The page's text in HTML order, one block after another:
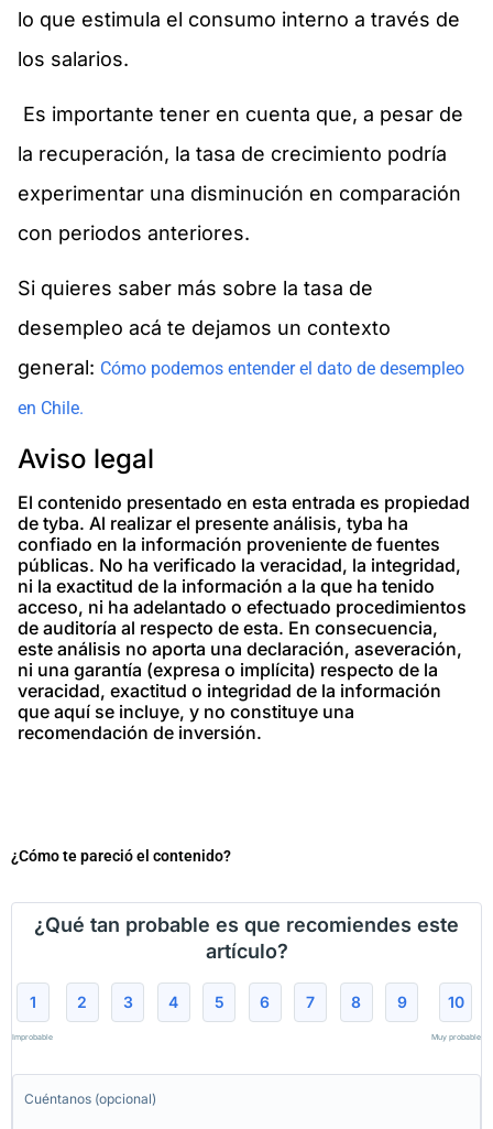
lo que estimula el consumo interno a través de
los salarios.
Es importante tener en cuenta que, a pesar de
la recuperación, la tasa de crecimiento podría
experimentar una disminución en comparación
con periodos anteriores.
Si quieres saber más sobre la tasa de
desempleo acá te dejamos un contexto
general: Cómo podemos entender el dato de desempleo
en Chile.
Aviso legal
El contenido presentado en esta entrada es propiedad
de tyba. Al realizar el presente análisis, tyba ha
confiado en la información proveniente de fuentes
públicas. No ha verificado la veracidad, la integridad,
ni la exactitud de la información a la que ha tenido
acceso, ni ha adelantado o efectuado procedimientos
de auditoría al respecto de esta. En consecuencia,
este análisis no aporta una declaración, aseveración,
ni una garantía (expresa o implícita) respecto de la
veracidad, exactitud o integridad de la información
que aquí se incluye, y no constituye una
recomendación de inversión.
¿Cómo te pareció el contenido?
¿Qué tan probable es que recomiendes este
artículo?
1
Improbable
2 3 4 5 6 7 8 9 10
Muy probable